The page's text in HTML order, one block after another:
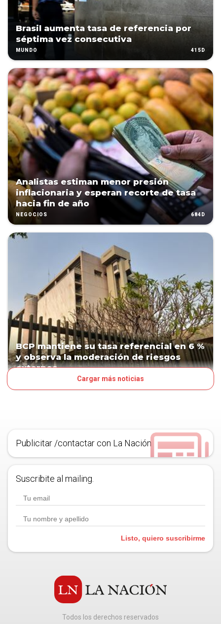
Brasil aumenta tasa de referencia por
séptima vez consecutiva
MUNDO 415D
Analistas estiman menor presión
inflacionaria y esperan recorte de tasa
hacia fin de año
NEGOCIOS 684D
BCP mantiene su tasa referencial en 6 %
y observa la moderación de riesgos
externos
Cargar más noticias
Publicitar /contactar con La Nación
Suscribite al mailing.
Listo, quiero suscribirme
Todos los derechos reservados